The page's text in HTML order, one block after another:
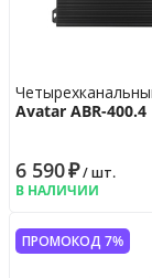
Avatar ABR-400.4
6 590₽/ шт.
В НАЛИЧИИ
ПРОМОКОД 7%